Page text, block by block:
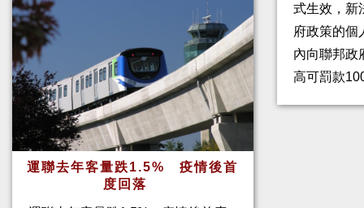
運聯去年客量跌1.5% 疫情後首
度回落
式生效，新
府政策的個
內向聯邦政
高可罰款